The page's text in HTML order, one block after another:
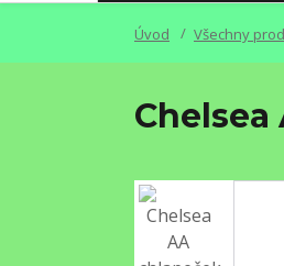
Úvod Všechny